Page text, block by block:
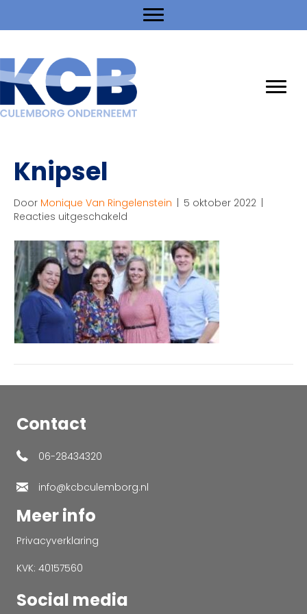
Knipsel
Door Monique Van Ringelenstein | 5 oktober 2022 |
Reacties uitgeschakeld
Contact
06-28434320
info@kcbculemborg.nl
Meer info
Privacyverklaring
KVK: 40157560
Social media